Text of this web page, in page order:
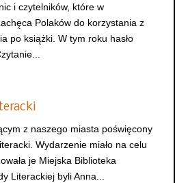
i czytelników, które w
Polaków do korzystania z
po książki. W tym roku hasło
z naszego miasta poświęcony
Wydarzenie miało na celu
je Miejska Biblioteka
Literackiej byli Anna...